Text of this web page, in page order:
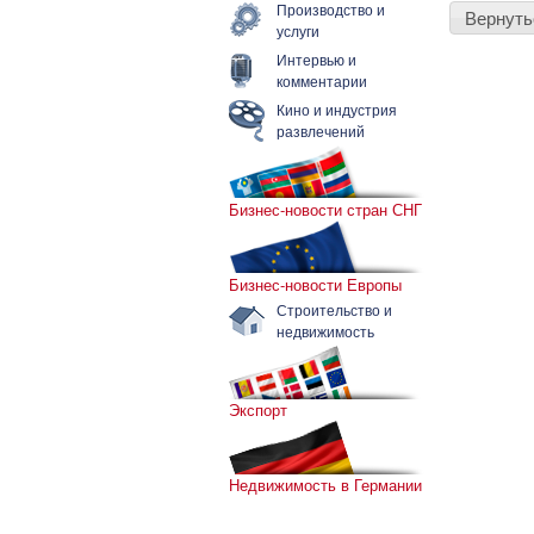
Производство и
услуги
Интервью и
комментарии
Кино и индустрия
развлечений
Бизнес-новости стран СНГ
Бизнес-новости Европы
Строительство и
недвижимость
Экспорт
Недвижимость в Германии